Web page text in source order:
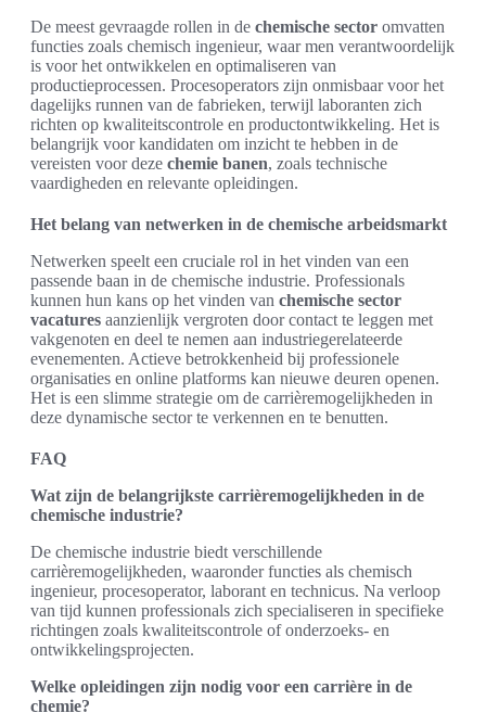
De meest gevraagde rollen in de chemische sector omvatten
functies zoals chemisch ingenieur, waar men verantwoordelijk
is voor het ontwikkelen en optimaliseren van
productieprocessen. Procesoperators zijn onmisbaar voor het
dagelijks runnen van de fabrieken, terwijl laboranten zich
richten op kwaliteitscontrole en productontwikkeling. Het is
belangrijk voor kandidaten om inzicht te hebben in de
vereisten voor deze chemie banen, zoals technische
vaardigheden en relevante opleidingen.
Het belang van netwerken in de chemische arbeidsmarkt
Netwerken speelt een cruciale rol in het vinden van een
passende baan in de chemische industrie. Professionals
kunnen hun kans op het vinden van chemische sector
vacatures aanzienlijk vergroten door contact te leggen met
vakgenoten en deel te nemen aan industriegerelateerde
evenementen. Actieve betrokkenheid bij professionele
organisaties en online platforms kan nieuwe deuren openen.
Het is een slimme strategie om de carrièremogelijkheden in
deze dynamische sector te verkennen en te benutten.
FAQ
Wat zijn de belangrijkste carrièremogelijkheden in de
chemische industrie?
De chemische industrie biedt verschillende
carrièremogelijkheden, waaronder functies als chemisch
ingenieur, procesoperator, laborant en technicus. Na verloop
van tijd kunnen professionals zich specialiseren in specifieke
richtingen zoals kwaliteitscontrole of onderzoeks- en
ontwikkelingsprojecten.
Welke opleidingen zijn nodig voor een carrière in de
chemie?